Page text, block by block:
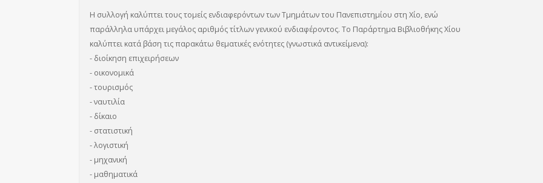
Η συλλογή καλύπτει τους τομείς ενδιαφερόντων των Τμημάτων του Πανεπιστημίου στη Χίο, ενώ
παράλληλα υπάρχει μεγάλος αριθμός τίτλων γενικού ενδιαφέροντος. Το Παράρτημα Βιβλιοθήκης Χίου
καλύπτει κατά βάση τις παρακάτω θεματικές ενότητες (γνωστικά αντικείμενα):
- διοίκηση επιχειρήσεων
- οικονομικά
- τουρισμός
- ναυτιλία
- δίκαιο
- στατιστική
- λογιστική
- μηχανική
- μαθηματικά